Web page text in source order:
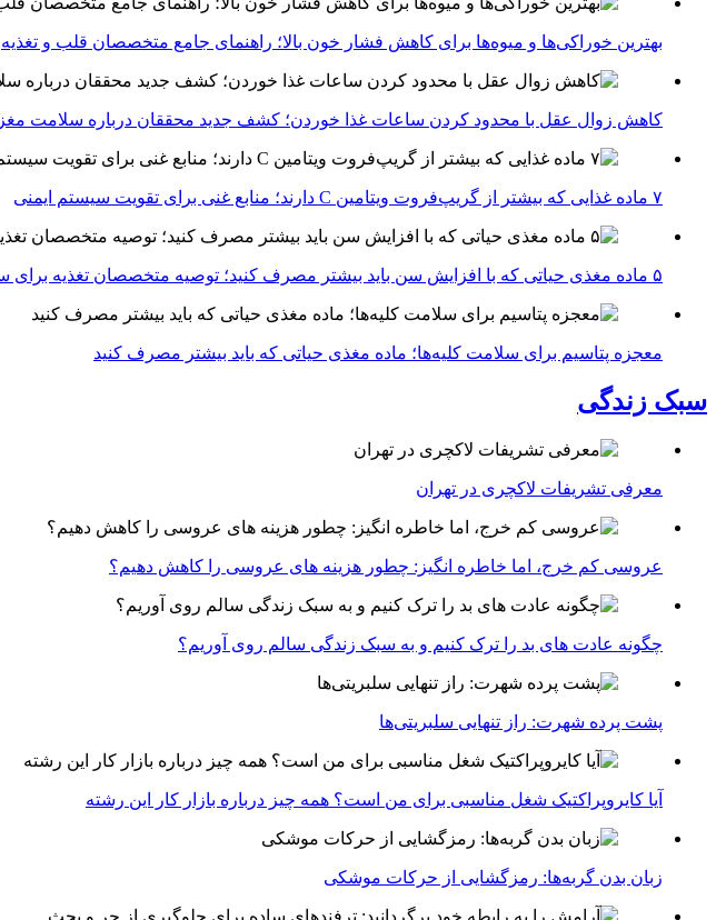
بهترین خوراکی‌ها و میوه‌ها برای کاهش فشار خون بالا؛ راهنمای جامع متخصصان قلب و تغذیه
کاهش زوال عقل با محدود کردن ساعات غذا خوردن؛ کشف جدید محققان درباره سلامت مغز
۷ ماده غذایی که بیشتر از گریپ‌فروت ویتامین C دارند؛ منابع غنی برای تقویت سیستم ایمنی
۵ ماده مغذی حیاتی که با افزایش سن باید بیشتر مصرف کنید؛ توصیه متخصصان تغذیه برای سالمندی سالم
معجزه پتاسیم برای سلامت کلیه‌ها؛ ماده مغذی حیاتی که باید بیشتر مصرف کنید
سبک زندگی
معرفی تشریفات لاکچری در تهران
عروسی کم خرج، اما خاطره انگیز: چطور هزینه های عروسی را کاهش دهیم؟
چگونه عادت‌ های بد را ترک کنیم و به سبک زندگی سالم روی آوریم؟
پشت پرده شهرت: راز تنهایی سلبریتی‌ها
آیا کایروپراکتیک شغل مناسبی برای من است؟ همه چیز درباره بازار کار این رشته
زبان بدن گربه‌ها: رمزگشایی از حرکات موشکی